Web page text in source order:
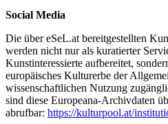
Social Media
Die über eSeL.at bereitgestellten
werden nicht nur als kuratierter
Kunstinteressierte aufbereitet,
europäisches Kulturerbe der
wissenschaftlichen Nutzung
sind diese Europeana-Archivdaten
abrufbar: https://kulturpool.at/